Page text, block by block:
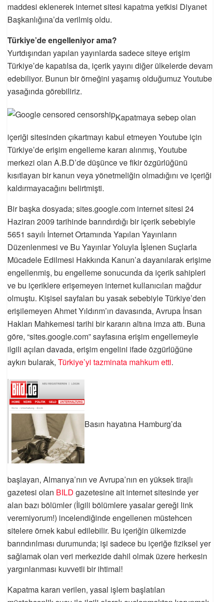
maddesi eklenerek internet sitesi kapatma yetkisi Diyanet
Başkanlığına’da verilmiş oldu.
Türkiye’de engelleniyor ama?
Yurtdışından yapılan yayınlarda sadece siteye erişim
Türkiye’de kapatılsa da, içerik yayını diğer ülkelerde devam
edebiliyor. Bunun bir örneğini yaşamış olduğumuz Youtube
yasağında görebiliriz.
Kapatmaya sebep olan
içeriği sitesinden çıkartmayı kabul etmeyen Youtube için
Türkiye’de erişim engelleme kararı alınmış, Youtube
merkezi olan A.B.D’de düşünce ve fikir özgürlüğünü
kısıtlayan bir kanun veya yönetmeliğin olmadığını ve içeriği
kaldırmayacağını belirtmişti.
Bir başka dosyada; sites.google.com internet sitesi 24
Haziran 2009 tarihinde barındırdığı bir içerik sebebiyle
5651 sayılı İnternet Ortamında Yapılan Yayınların
Düzenlenmesi ve Bu Yayınlar Yoluyla İşlenen Suçlarla
Mücadele Edilmesi Hakkında Kanun’a dayanılarak erişime
engellenmiş, bu engelleme sonucunda da içerik sahipleri
ve bu içeriklere erişemeyen internet kullanıcıları mağdur
olmuştu. Kişisel sayfaları bu yasak sebebiyle Türkiye’den
erişilemeyen Ahmet Yıldırım’ın davasında, Avrupa İnsan
Hakları Mahkemesi tarihi bir kararın altına imza attı. Buna
göre, “sites.google.com” sayfasına erişim engellemeyle
ilgili açılan davada, erişim engelini ifade özgürlüğüne
aykırı bularak, Türkiye’yi tazminata mahkum etti.
Basın hayatına Hamburg’da
başlayan, Almanya’nın ve Avrupa’nın en yüksek tirajlı
gazetesi olan BILD gazetesine ait internet sitesinde yer
alan bazı bölümler (İlgili bölümlere yasalar gereği link
veremiyorum!) incelendiğinde engellenen müstehcen
sitelere örnek kabul edilebilir. Bu içeriğin ülkemizde
barındırılması durumunda; işi sadece bu içeriğe fiziksel yer
sağlamak olan veri merkezide dahil olmak üzere herkesin
yargınlanması kuvvetli bir ihtimal!
Kapatma kararı verilen, yasal işlem başlatılan